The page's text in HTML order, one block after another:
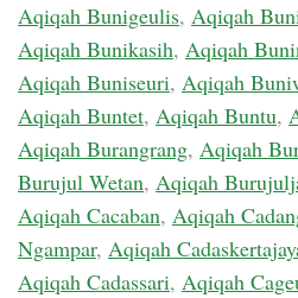
Aqiqah Bunigeulis, Aqiqah
Aqiqah Bunikasih, Aqiqah
Aqiqah Buniseuri, Aqiqah
Aqiqah Buntet, Aqiqah Buntu,
Aqiqah Burangrang, Aqiqah
Burujul Wetan, Aqiqah
Aqiqah Cacaban, Aqiqah
Ngampar, Aqiqah
Aqiqah Cadassari, Aqiqah